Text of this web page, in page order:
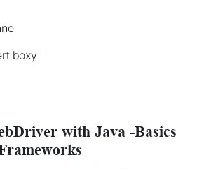
boxy
with Java -Basics